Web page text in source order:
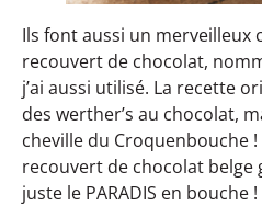
Ils font aussi un merveilleux
recouvert de chocolat,
j’ai aussi utilisé. La recette
des werther’s au chocolat,
cheville du Croquenbouche
recouvert de chocolat belge
juste le PARADIS en bouche !